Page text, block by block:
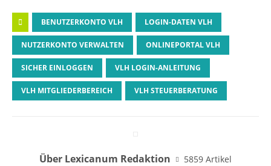
BENUTZERKONTO VLH LOGIN-DATEN VLH
NUTZERKONTO VERWALTEN ONLINEPORTAL VLH
SICHER EINLOGGEN VLH LOGIN-ANLEITUNG
VLH MITGLIEDERBEREICH VLH STEUERBERATUNG
Über Lexicanum Redaktion
5859 Artikel